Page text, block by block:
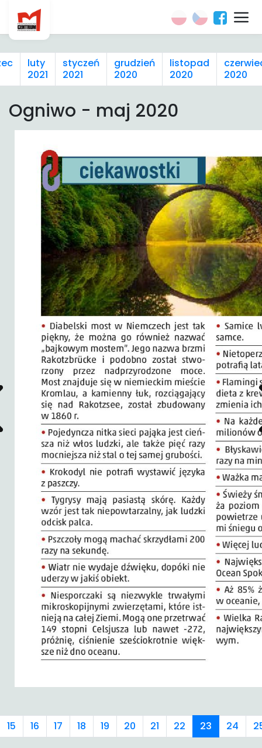
luty
2021
styczeń
2021
grudzień
2020
listopad
2020
2020
Ogniwo - maj 2020
15 16 17 18 19 20 21 22 23 24